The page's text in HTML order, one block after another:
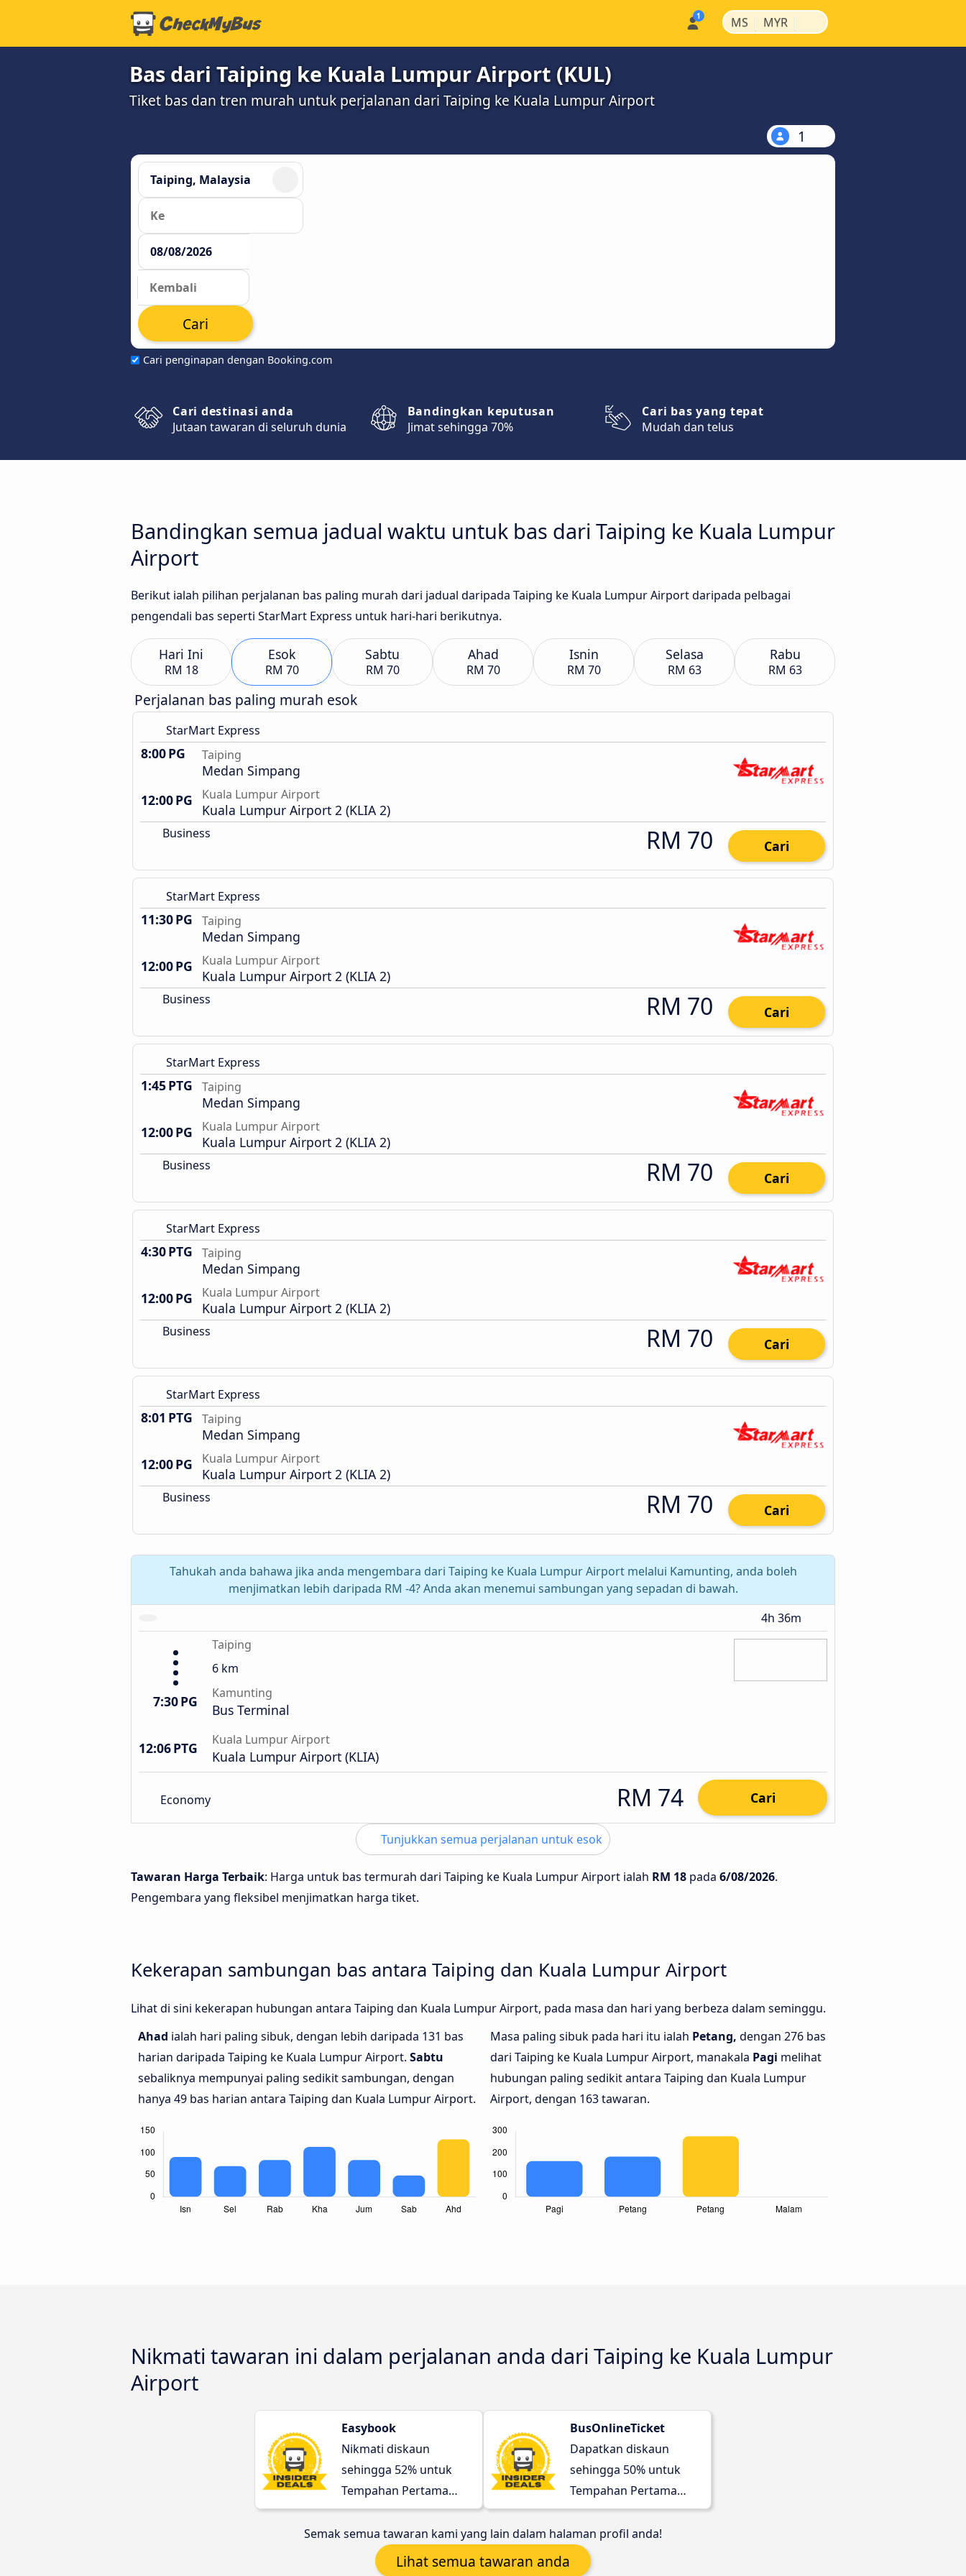
MS | MYR |
Bas dari Taiping ke Kuala Lumpur Airport (KUL)
Tiket bas dan tren murah untuk perjalanan dari Taiping ke Kuala Lumpur Airport
1
Cari penginapan dengan Booking.com
Cari
Cari destinasi anda
Jutaan tawaran di seluruh dunia
Bandingkan keputusan
Jimat sehingga 70%
Cari bas yang tepat
Mudah dan telus
Bandingkan semua jadual waktu untuk bas dari Taiping ke Kuala Lumpur
Airport
Berikut ialah pilihan perjalanan bas paling murah dari jadual daripada Taiping ke Kuala Lumpur Airport daripada pelbagai
pengendali bas seperti StarMart Express untuk hari-hari berikutnya.
Hari Ini
RM 18
Esok
RM 70
Sabtu
RM 70
Ahad
RM 70
Isnin
RM 70
Selasa
RM 63
Rabu
RM 63
Perjalanan bas paling murah esok
StarMart Express
8:00 PG Taiping
Medan Simpang
12:00 PG
Kuala Lumpur Airport
Kuala Lumpur Airport 2 (KLIA 2)
Business RM 70 Cari
StarMart Express
11:30 PG Taiping
Medan Simpang
12:00 PG
Kuala Lumpur Airport
Kuala Lumpur Airport 2 (KLIA 2)
Business RM 70 Cari
StarMart Express
1:45 PTG Taiping
Medan Simpang
12:00 PG
Kuala Lumpur Airport
Kuala Lumpur Airport 2 (KLIA 2)
Business RM 70 Cari
StarMart Express
4:30 PTG Taiping
Medan Simpang
12:00 PG
Kuala Lumpur Airport
Kuala Lumpur Airport 2 (KLIA 2)
Business RM 70 Cari
StarMart Express
8:01 PTG Taiping
Medan Simpang
12:00 PG
Kuala Lumpur Airport
Kuala Lumpur Airport 2 (KLIA 2)
Business RM 70 Cari
Tahukah anda bahawa jika anda mengembara dari Taiping ke Kuala Lumpur Airport melalui Kamunting, anda boleh
menjimatkan lebih daripada RM -4? Anda akan menemui sambungan yang sepadan di bawah.
4h 36m
Taiping
6 km
7:30 PG Kamunting
Bus Terminal
12:06 PTG Kuala Lumpur Airport
Kuala Lumpur Airport (KLIA)
Economy RM 74 Cari
Tunjukkan semua perjalanan untuk esok
Tawaran Harga Terbaik: Harga untuk bas termurah dari Taiping ke Kuala Lumpur Airport ialah RM 18 pada 6/08/2026.
Pengembara yang fleksibel menjimatkan harga tiket.
Kekerapan sambungan bas antara Taiping dan Kuala Lumpur Airport
Lihat di sini kekerapan hubungan antara Taiping dan Kuala Lumpur Airport, pada masa dan hari yang berbeza dalam seminggu.
Ahad ialah hari paling sibuk, dengan lebih daripada 131 bas
harian daripada Taiping ke Kuala Lumpur Airport. Sabtu
sebaliknya mempunyai paling sedikit sambungan, dengan
hanya 49 bas harian antara Taiping dan Kuala Lumpur Airport.
Masa paling sibuk pada hari itu ialah Petang, dengan 276 bas
dari Taiping ke Kuala Lumpur Airport, manakala Pagi melihat
hubungan paling sedikit antara Taiping dan Kuala Lumpur
Airport, dengan 163 tawaran.
Nikmati tawaran ini dalam perjalanan anda dari Taiping ke Kuala Lumpur
Airport
Easybook
Nikmati diskaun
sehingga 52% untuk
Tempahan Pertama
anda!
BusOnlineTicket
Dapatkan diskaun
sehingga 50% untuk
Tempahan Pertama
anda!
Semak semua tawaran kami yang lain dalam halaman profil anda!
Lihat semua tawaran anda